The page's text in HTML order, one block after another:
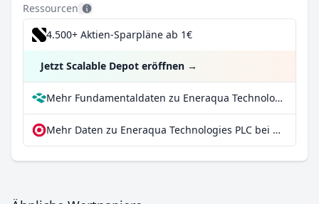
Ressourcen
4.500+ Aktien-Sparpläne ab 1€
Jetzt Scalable Depot eröffnen →
Mehr Fundamentaldaten zu Eneraqua Technologies PLC bei Parqet
Mehr Daten zu Eneraqua Technologies PLC bei extraETF